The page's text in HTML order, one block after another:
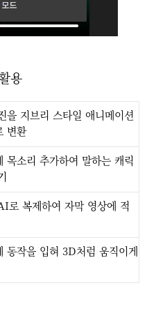
용
을 지브리 스타일 애니메이션
변환
목소리 추가하여 말하는 캐릭
로 복제하여 자막 영상에 적
동작을 입혀 3D처럼 움직이게